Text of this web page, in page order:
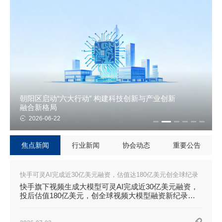
朝阳区启动“六大行动” 构建科技创新与产业创新
融合新格局
2026-06-22
焦点新闻 行业新闻 协会动态 重要公告
快手可灵AI完成近30亿美元融资，估值达180亿美元创全球纪录
快手旗下视频生成大模型可灵AI完成近30亿美元融资，
投后估值180亿美元，创全球视频大模型融资新纪录，